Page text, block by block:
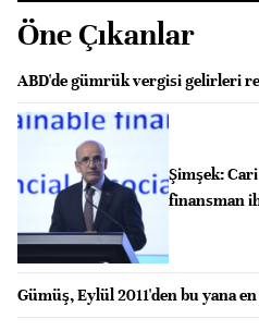
Öne Çıkanlar
ABD'de gümrük vergisi gelirleri
Şimşek:
finansman
Gümüş, Eylül 2011'den bu yana